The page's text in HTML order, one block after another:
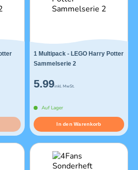
1 Multipack - LEGO Harry Potter
Sammelserie 2
5.99inkl. MwSt.
Auf Lager
In den Warenkorb